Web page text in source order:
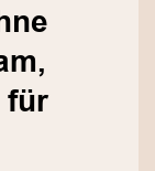
für